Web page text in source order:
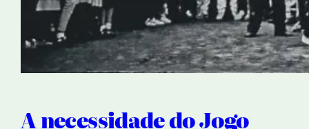
A necessidade do Jogo